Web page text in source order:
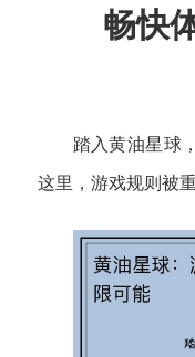
畅快
踏入黄油星球
这里，游戏规则被